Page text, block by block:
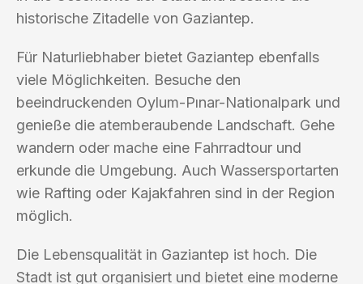
historische Zitadelle von Gaziantep.
Für Naturliebhaber bietet Gaziantep ebenfalls
viele Möglichkeiten. Besuche den
beeindruckenden Oylum-Pınar-Nationalpark und
genieße die atemberaubende Landschaft. Gehe
wandern oder mache eine Fahrradtour und
erkunde die Umgebung. Auch Wassersportarten
wie Rafting oder Kajakfahren sind in der Region
möglich.
Die Lebensqualität in Gaziantep ist hoch. Die
Stadt ist gut organisiert und bietet eine moderne